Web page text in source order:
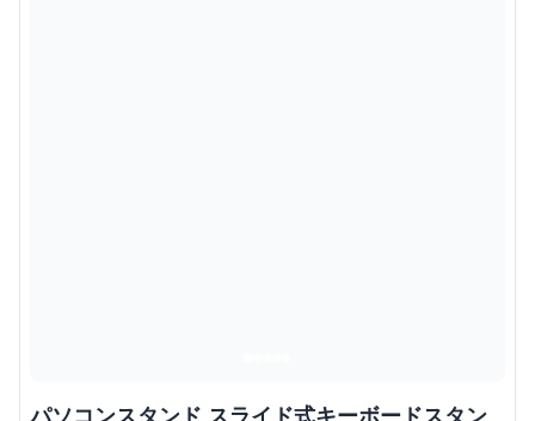
パソコンスタンド スライド式キーボードスタン